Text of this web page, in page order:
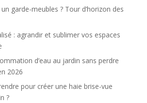
garde-meubles ? Tour d’horizon des
: agrandir et sublimer vos espaces
d’eau au jardin sans perdre
2026
pour créer une haie brise-vue
?